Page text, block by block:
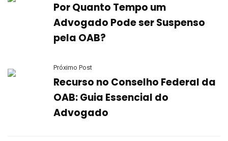
Por Quanto Tempo um
Advogado Pode ser Suspenso
pela OAB?
Próximo Post
Recurso no Conselho Federal da
OAB: Guia Essencial do
Advogado